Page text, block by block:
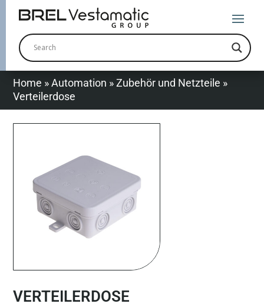
Home »Automation »Zubehör und Netzteile »
Verteilerdose
VERTEILERDOSE